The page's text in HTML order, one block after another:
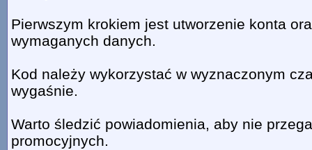
Pierwszym krokiem jest utworzenie konta
wymaganych danych.
Kod należy wykorzystać w wyznaczonym
wygaśnie.
Warto śledzić powiadomienia, aby nie
promocyjnych.